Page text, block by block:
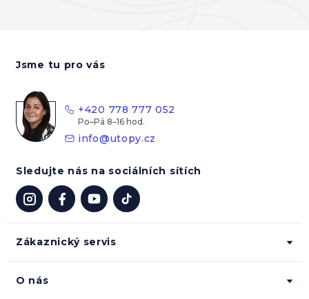
Zákaznický servis
O nás
Jsme tu pro vás
+420 778 777 052
info@utopy.cz
Sledujte nás na sociálních sítích